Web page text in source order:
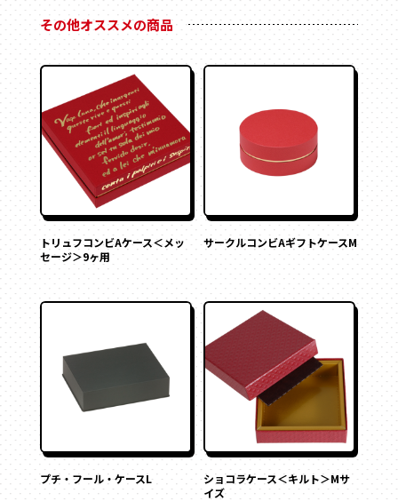
丸箱
楕円箱
その他
ペーパーバック
ポーチ
トムソンケース
その他オススメの商品
トリュフコンビAケース＜メッ
セージ＞9ヶ用
サークルコンビAギフトケースM
プチ・フール・ケースL
ショコラケース＜キルト＞Mサ
イズ